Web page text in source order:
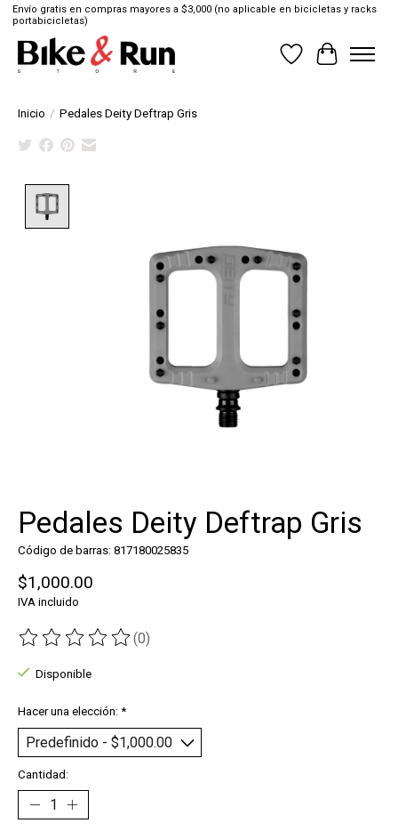
Envío gratis en compras mayores a $3,000 (no aplicable en bicicletas y racks
portabicicletas)
Lista de deseos
Cesta
Inicio / Pedales Deity Deftrap Gris
Pedales Deity Deftrap Gris
Código de barras: 817180025835
$1,000.00
IVA incluido
The rating of this product is
(0)
Disponible
Hacer una elección: *
Cantidad: